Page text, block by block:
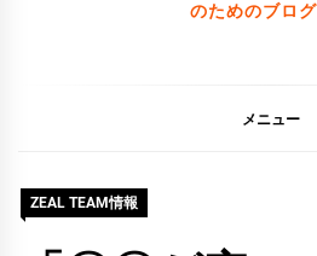
のためのブログ
メニュー
ZEAL TEAM情報